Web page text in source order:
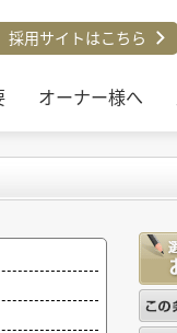
採用サイトはこちら
オーナー様へ